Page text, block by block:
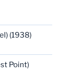
(1938)
Point)